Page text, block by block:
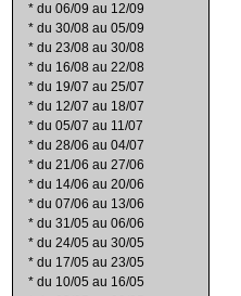
* du 06/09 au 12/09
* du 30/08 au 05/09
* du 23/08 au 30/08
* du 16/08 au 22/08
* du 19/07 au 25/07
* du 12/07 au 18/07
* du 05/07 au 11/07
* du 28/06 au 04/07
* du 21/06 au 27/06
* du 14/06 au 20/06
* du 07/06 au 13/06
* du 31/05 au 06/06
* du 24/05 au 30/05
* du 17/05 au 23/05
* du 10/05 au 16/05